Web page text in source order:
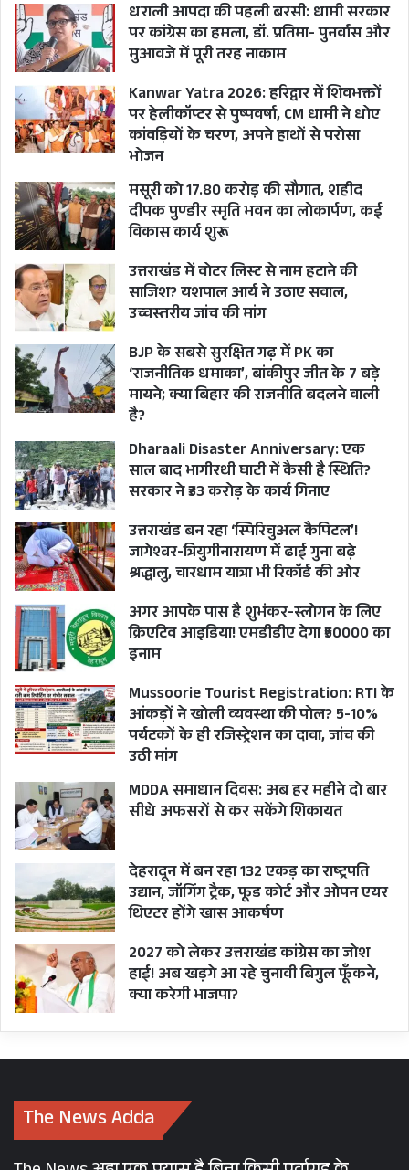
धराली आपदा की पहली बरसी: धामी सरकार
पर कांग्रेस का हमला, डॉ. प्रतिमा- पुनर्वास और
मुआवजे में पूरी तरह नाकाम
Kanwar Yatra 2026: हरिद्वार में शिवभक्तों
पर हेलीकॉप्टर से पुष्पवर्षा, CM धामी ने धोए
कांवड़ियों के चरण, अपने हाथों से परोसा
भोजन
मसूरी को 17.80 करोड़ की सौगात, शहीद
दीपक पुण्डीर स्मृति भवन का लोकार्पण, कई
विकास कार्य शुरू
उत्तराखंड में वोटर लिस्ट से नाम हटाने की
साजिश? यशपाल आर्य ने उठाए सवाल,
उच्चस्तरीय जांच की मांग
BJP के सबसे सुरक्षित गढ़ में PK का
‘राजनीतिक धमाका’, बांकीपुर जीत के 7 बड़े
मायने; क्या बिहार की राजनीति बदलने वाली
है?
Dharaali Disaster Anniversary: एक
साल बाद भागीरथी घाटी में कैसी है स्थिति?
सरकार ने ₹33 करोड़ के कार्य गिनाए
उत्तराखंड बन रहा ‘स्पिरिचुअल कैपिटल’!
जागेश्वर-त्रियुगीनारायण में ढाई गुना बढ़े
श्रद्धालु, चारधाम यात्रा भी रिकॉर्ड की ओर
अगर आपके पास है शुभंकर-स्लोगन के लिए
क्रिएटिव आइडिया! एमडीडीए देगा ₹50000 का
इनाम
Mussoorie Tourist Registration: RTI के
आंकड़ों ने खोली व्यवस्था की पोल? 5-10%
पर्यटकों के ही रजिस्ट्रेशन का दावा, जांच की
उठी मांग
MDDA समाधान दिवस: अब हर महीने दो बार
सीधे अफसरों से कर सकेंगे शिकायत
देहरादून में बन रहा 132 एकड़ का राष्ट्रपति
उद्यान, जॉगिंग ट्रैक, फूड कोर्ट और ओपन एयर
थिएटर होंगे खास आकर्षण
2027 को लेकर उत्तराखंड कांग्रेस का जोश
हाई! अब खड़गे आ रहे चुनावी बिगुल फूँकने,
क्या करेगी भाजपा?
The News Adda